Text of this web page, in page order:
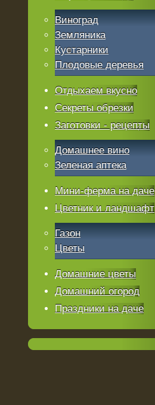
Виноград
Земляника
Кустарники
Плодовые деревья
Отдыхаем вкусно
Секреты обрезки
Заготовки - рецепты
Домашнее вино
Зеленая аптека
Мини-ферма на даче
Цветник и ландшафт
Газон
Цветы
Домашние цветы
Домашний огород
Праздники на даче